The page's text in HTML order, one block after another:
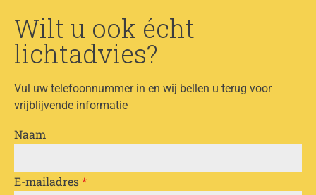
Wilt u ook écht
lichtadvies?
Vul uw telefoonnummer in en wij bellen u terug voor
vrijblijvende informatie
Naam
E-mailadres*